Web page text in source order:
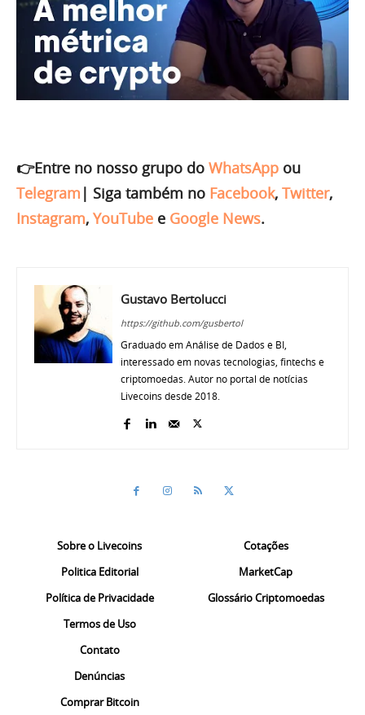
👉Entre no nosso grupo do WhatsApp ou
Telegram | Siga também no Facebook, Twitter,
Instagram, YouTube e Google News.
Gustavo Bertolucci
https://github.com/gusbertol
Graduado em Análise de Dados e BI,
interessado em novas tecnologias, fintechs e
criptomoedas. Autor no portal de notícias
Livecoins desde 2018.
Sobre o Livecoins
Politica Editorial
Política de Privacidade
Termos de Uso
Contato
Denúncias
Comprar Bitcoin
Cotações
MarketCap
Glossário Criptomoedas